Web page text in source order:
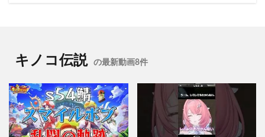
キノコ伝説 の最新動画8件